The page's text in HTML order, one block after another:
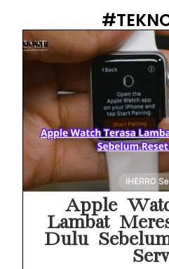
Apple
Lambat
Dulu